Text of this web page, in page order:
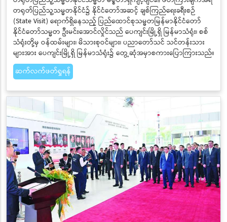
တရုတ်ပြည်သူ့သမ္မတနိုင်ငံ၌ နိုင်ငံတော်အဆင့် ချစ်ကြည်ရေးခရီးစဉ်
(State Visit) ရောက်ရှိနေသည့် ပြည်ထောင်စုသမ္မတမြန်မာနိုင်ငံတော်
နိုင်ငံတော်သမ္မတ ဦးမင်းအောင်လှိုင်သည် ပေကျင်းမြို့ရှိ မြန်မာသံရုံး၊ စစ်
သံရုံးတို့မှ ဝန်ထမ်းများ၊ မိသားစုဝင်များ၊ ပညာတော်သင် သင်တန်းသား
များအား ပေကျင်းမြို့ရှိ မြန်မာသံရုံး၌ တွေ့ဆုံအမှာစကားပြောကြားသည်။
ဆက်လက်ဖတ်ရှုရန်